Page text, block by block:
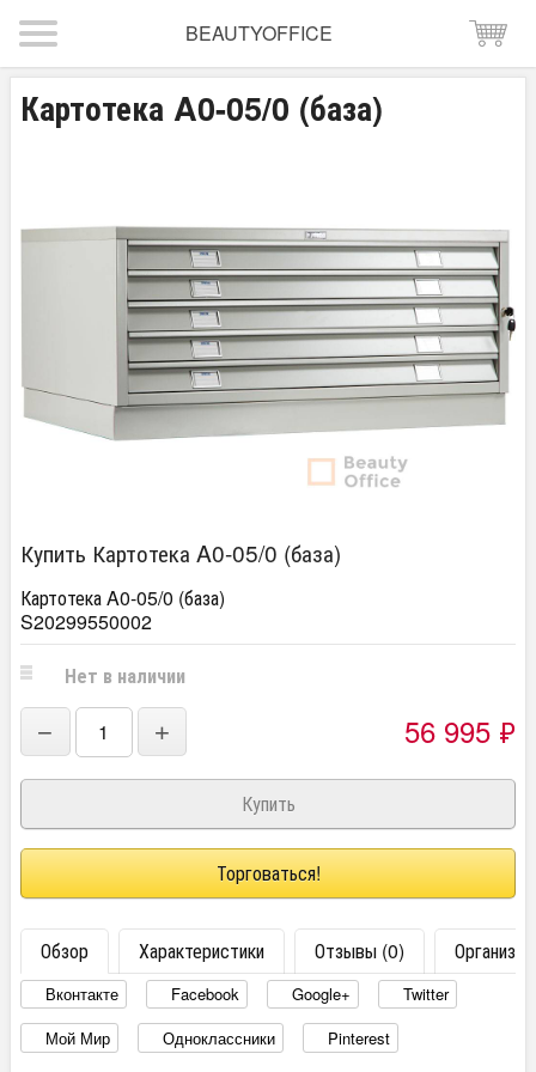
BEAUTYOFFICE
Картотека A0-05/0 (база)
Купить Картотека A0-05/0 (база)
Картотека A0-05/0 (база)
S20299550002
Нет в наличии
− + 56 995 ₽
Торговаться!
Обзор Характеристики Отзывы (0)
Вконтакте Facebook Google+
Twitter
Мой Мир
Одноклассники Pinterest